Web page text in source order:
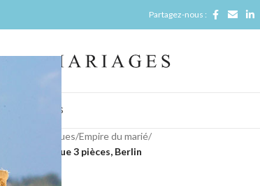
Partagez-nous :
COIFFES
Nos marques/Empire du marié/
classique 3 pièces, Berlin